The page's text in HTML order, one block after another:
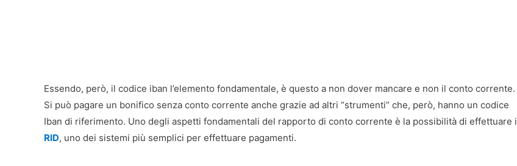
Essendo, però, il codice iban l’elemento fondamentale, è questo a non dover mancare e non il conto corrente.
Si può pagare un bonifico senza conto corrente anche grazie ad altri “strumenti” che, però, hanno un codice
Iban di riferimento. Uno degli aspetti fondamentali del rapporto di conto corrente è la possibilità di effettuare i
RID, uno dei sistemi più semplici per effettuare pagamenti.